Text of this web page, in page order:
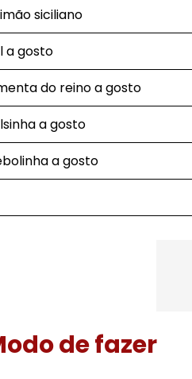
siciliano
a gosto
do reino a gosto
a gosto
a gosto
de fazer